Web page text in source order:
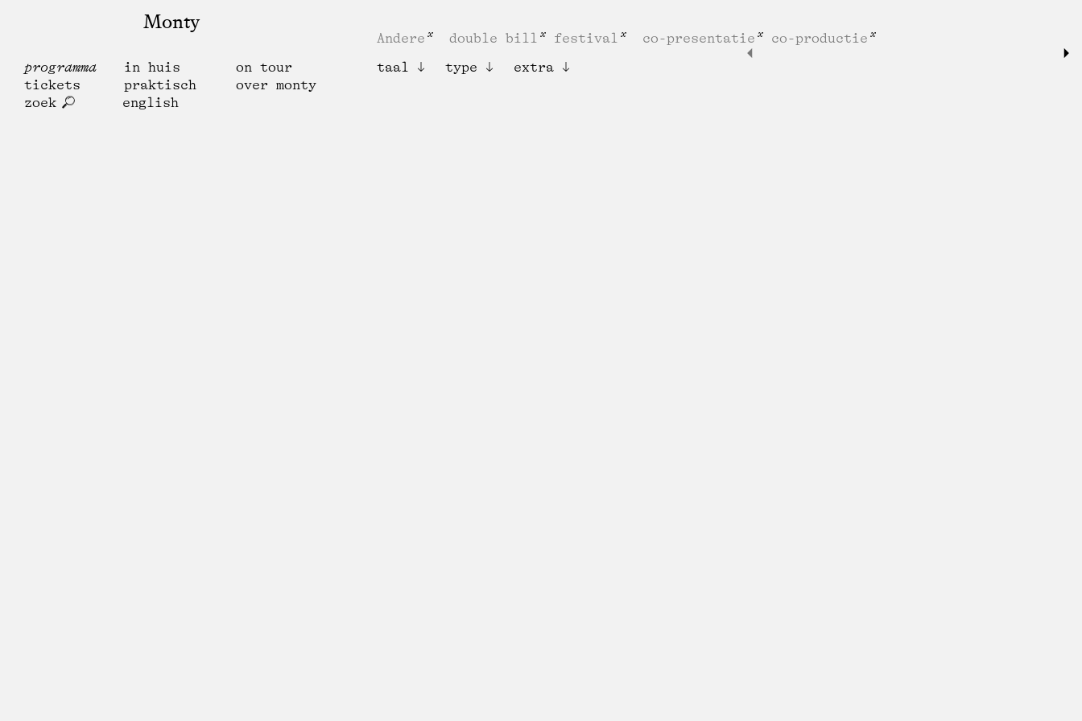
Monty
programma in huis
on tour
tickets
praktisch
over monty
zoek
english
Andere double bill festival co-presentatie
co-productie
taal
type extra